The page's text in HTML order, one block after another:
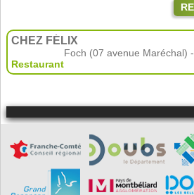
CHEZ FÉLIX
Foch (07 avenue Maréchal) -
Restaurant